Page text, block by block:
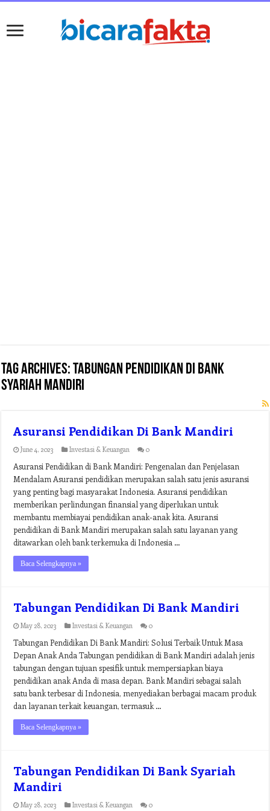
Tag Archives:tabungan pendidikan di bank
syariah mandiri
Asuransi Pendidikan Di Bank Mandiri
June 4, 2023 Investasi & Keuangan 0
Asuransi Pendidikan di Bank Mandiri: Pengenalan dan Penjelasan
Mendalam Asuransi pendidikan merupakan salah satu jenis asuransi
yang penting bagi masyarakat Indonesia. Asuransi pendidikan
memberikan perlindungan finansial yang diperlukan untuk
membantu membiayai pendidikan anak-anak kita. Asuransi
pendidikan di Bank Mandiri merupakan salah satu layanan yang
ditawarkan oleh bank terkemuka di Indonesia …
Baca Selengkapnya »
Tabungan Pendidikan Di Bank Mandiri
May 28, 2023 Investasi & Keuangan 0
Tabungan Pendidikan Di Bank Mandiri: Solusi Terbaik Untuk Masa
Depan Anak Anda Tabungan pendidikan di Bank Mandiri adalah jenis
tabungan dengan tujuan spesifik untuk mempersiapkan biaya
pendidikan anak Anda di masa depan. Bank Mandiri sebagai salah
satu bank terbesar di Indonesia, menyediakan berbagai macam produk
dan layanan terkait keuangan, termasuk …
Baca Selengkapnya »
Tabungan Pendidikan Di Bank Syariah
Mandiri
May 28, 2023 Investasi & Keuangan 0